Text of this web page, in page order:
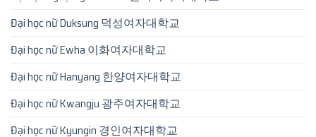
Đại học nữ Duksung 덕성여자대학교
Đại học nữ Ewha 이화여자대학교
Đại học nữ Hanyang 한양여자대학교
Đại học nữ Kwangju 광주여자대학교
Đại học nữ Kyungin 경인여자대학교